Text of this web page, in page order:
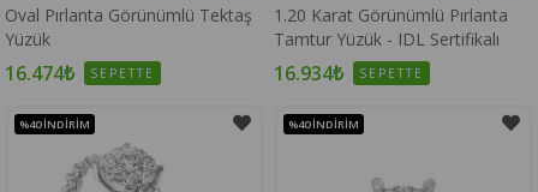
Oval Pırlanta Görünümlü Tektaş
Yüzük
16.474₺ SEPETTE
1.20 Karat Görünümlü Pırlanta
Tamtur Yüzük - IDL Sertifikalı
16.934₺ SEPETTE
%40İNDIRIM %40İNDIRIM